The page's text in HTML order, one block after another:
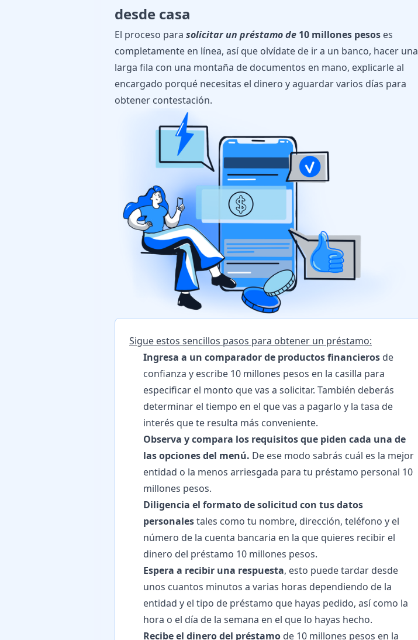
desde casa
El proceso para solicitar un préstamo de 10 millones pesos es
completamente en línea, así que olvídate de ir a un banco, hacer una
larga fila con una montaña de documentos en mano, explicarle al
encargado porqué necesitas el dinero y aguardar varios días para
obtener contestación.
Sigue estos sencillos pasos para obtener un préstamo:
Ingresa a un comparador de productos financieros de
confianza y escribe 10 millones pesos en la casilla para
especificar el monto que vas a solicitar. También deberás
determinar el tiempo en el que vas a pagarlo y la tasa de
interés que te resulta más conveniente.
Observa y compara los requisitos que piden cada una de
las opciones del menú. De ese modo sabrás cuál es la mejor
entidad o la menos arriesgada para tu préstamo personal 10
millones pesos.
Diligencia el formato de solicitud con tus datos
personalestales como tu nombre, dirección, teléfono y el
número de la cuenta bancaria en la que quieres recibir el
dinero del préstamo 10 millones pesos.
Espera a recibir una respuesta, esto puede tardar desde
unos cuantos minutos a varias horas dependiendo de la
entidad y el tipo de préstamo que hayas pedido, así como la
hora o el día de la semana en el que lo hayas hecho.
Recibe el dinero del préstamo de 10 millones pesos en la